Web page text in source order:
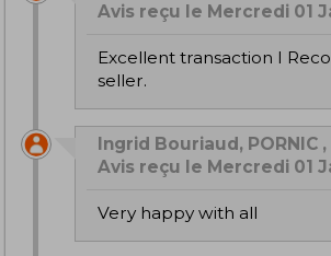
Avis reçu le Mercredi 01
Excellent transaction I Recommend this
seller.
Ingrid Bouriaud, PORNIC
Avis reçu le Mercredi 01
very happy with all